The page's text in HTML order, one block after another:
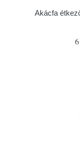
Akácfa